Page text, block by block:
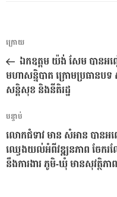
ការ​
នាំទិស​
ប្រកាស
អត្ថបទ
មុន
ក្រោយ
ឯកឧត្តម យ៉ង់ សែម បានអញ្ជ
មហាសន្និបាត ក្រោមប្រធានបទ
សន្តិសុខ និងនីតិរដ្ឋ
អត្ថបទ
បន្ទាប់
បន្ទាប់
លោកជំទាវ មាន សំអាន បានអញ្
ឈ្វេងយល់អំពីវឌ្ឍនភាព ចែករ
នឹងការងារ ភូមិ-ឃុំ មានសុវត្ថិភាព